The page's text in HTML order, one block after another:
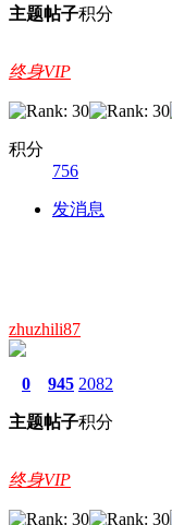
主题帖子积分
终身VIP
积分
756
发消息
zhuzhili87
0
主题
945
帖子
2082
积分
终身VIP